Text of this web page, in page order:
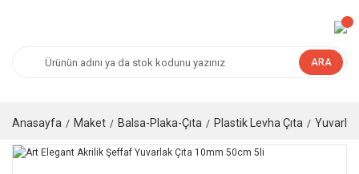
ARA
Anasayfa Maket Balsa-Plaka-Çıta Plastik Levha Çıta